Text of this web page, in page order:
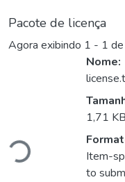
Pacote de licença
Agora exibindo 1 - 1
Nome:
1,71 KB
Item-
to